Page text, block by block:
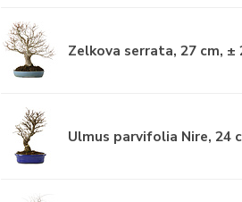
Zelkova serrata, 27 cm, ±
Ulmus parvifolia Nire, 24